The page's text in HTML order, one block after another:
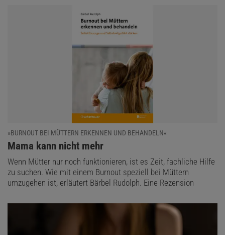
»BURNOUT BEI MÜTTERN ERKENNEN UND BEHANDELN«
:
Mama kann nicht mehr
Wenn Mütter nur noch funktionieren, ist es Zeit, fachliche Hilfe
zu suchen. Wie mit einem Burnout speziell bei Müttern
umzugehen ist, erläutert Bärbel Rudolph. Eine Rezension